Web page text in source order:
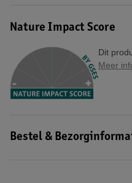
Nature Impact Score
Dit
Meer
Bestel &